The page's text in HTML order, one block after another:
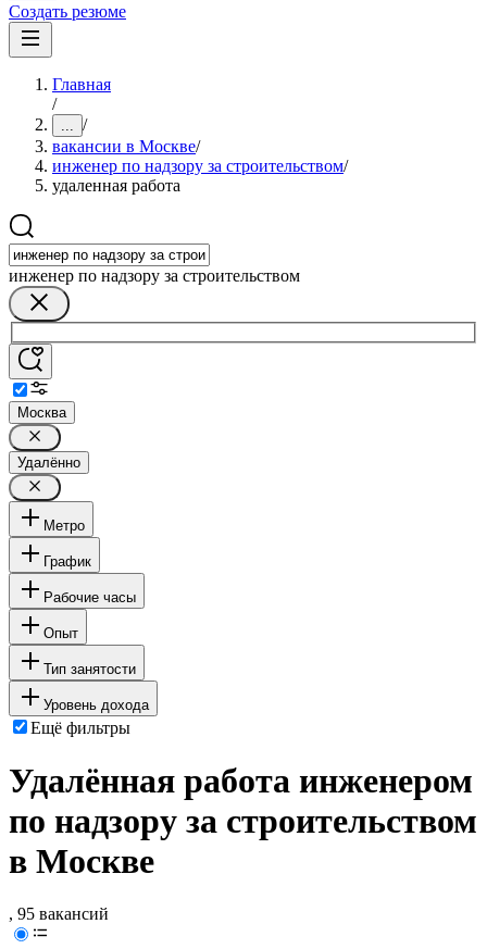
Создать резюме
Главная
/
... /
вакансии в Москве/
инженер по надзору за строительством/
удаленная работа
инженер по надзору за строительством
Москва
Удалённо
Метро
График
Рабочие часы
Опыт
Тип занятости
Уровень дохода
Ещё фильтры
Удалённая работа инженером
по надзору за строительством
в Москве
, 95 вакансий